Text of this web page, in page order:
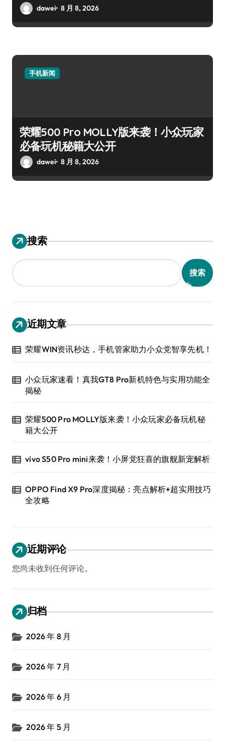
dawei 8 月 8, 2026
手机新闻
荣耀500 Pro MOLLY版来袭！小众玩家
必备玩机秘籍大公开
dawei 8 月 8, 2026
搜索
搜索
近期文章
荣耀WIN资讯秒达，手机管家助力小众党智享先机！
小众玩家速看！真我GT8 Pro新机特色与实用功能全
揭秘
荣耀500 Pro MOLLY版来袭！小众玩家必备玩机秘
籍大公开
vivo S50 Pro mini来袭！小屏党狂喜的旗舰新宠解析
OPPO Find X9 Pro深度揭秘：亮点解析+超实用技巧
全攻略
近期评论
您尚未收到任何评论。
归档
2026 年 8 月
2026 年 7 月
2026 年 6 月
2026 年 5 月